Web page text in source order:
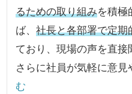
るための取り組みを積極
ば、社長と各部署で定期
ており、現場の声を直接
さらに社員が気軽に意見
む